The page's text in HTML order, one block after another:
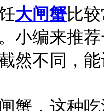
大闸蟹比
小编来推
然不同，
蟹，这种